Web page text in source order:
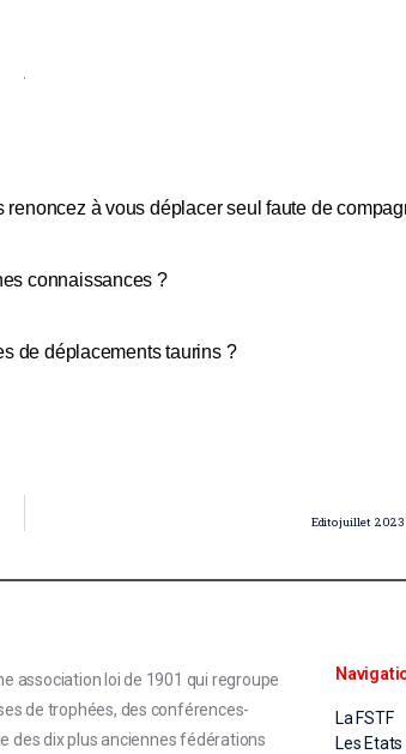
à vous déplacer seul faute de
connaissances ?
de déplacements taurins ?
Edito juillet 2023
association loi de 1901 qui regroupe
de trophées, des conférences-
des dix plus anciennes fédérations
La FSTF
Les